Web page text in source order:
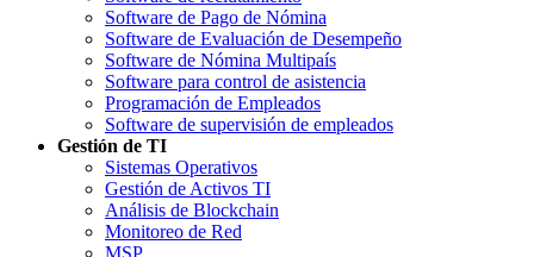
Software de Pago de Nómina
Software de Evaluación de Desempeño
Software de Nómina Multipaís
Software para control de asistencia
Programación de Empleados
Software de supervisión de empleados
Gestión de TI
Sistemas Operativos
Gestión de Activos TI
Análisis de Blockchain
Monitoreo de Red
MSP